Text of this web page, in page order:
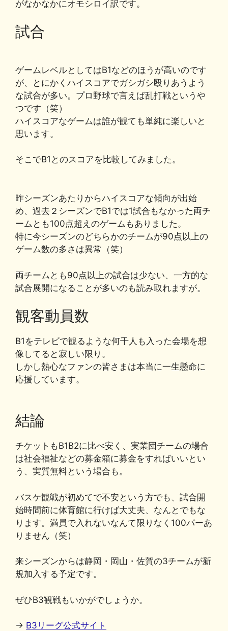
がなかなかにオモシロイ訳です。
試合
ゲームレベルとしてはB1などのほうが高いのです
が、とにかくハイスコアでガシガシ殴りあうよう
な試合が多い。プロ野球で言えば乱打戦というや
つです（笑）
ハイスコアなゲームは誰が観ても単純に楽しいと
思います。
そこでB1とのスコアを比較してみました。
昨シーズンあたりからハイスコアな傾向が出始
め、過去２シーズンでB1では1試合もなかった両チ
ームとも100点超えのゲームもありました。
特に今シーズンのどちらかのチームが90点以上の
ゲーム数の多さは異常（笑）
両チームとも90点以上の試合は少ない、一方的な
試合展開になることが多いのも読み取れますが。
観客動員数
B1をテレビで観るような何千人も入った会場を想
像してると寂しい限り。
しかし熱心なファンの皆さまは本当に一生懸命に
応援しています。
結論
チケットもB1B2に比べ安く、実業団チームの場合
は社会福祉などの募金箱に募金をすればいいとい
う、実質無料という場合も。
バスケ観戦が初めてで不安という方でも、試合開
始時間前に体育館に行けば大丈夫、なんとでもな
ります。満員で入れないなんて限りなく100パーあ
りません（笑）
来シーズンからは静岡・岡山・佐賀の3チームが新
規加入する予定です。
ぜひB3観戦もいかがでしょうか。
→ B3リーグ公式サイト